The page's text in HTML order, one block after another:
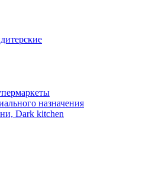
назначения
Dark kitchen